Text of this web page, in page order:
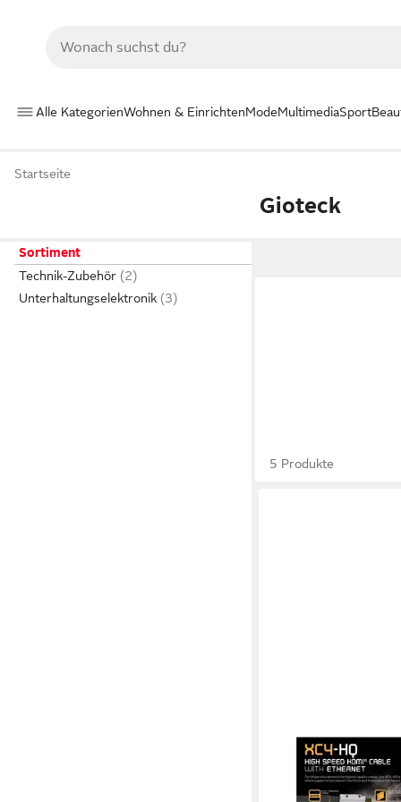
Alle KategorienWohnen & EinrichtenModeMultimediaSport
Startseite
Gioteck
Sortiment
Technik-Zubehör
Unterhaltungselektronik
5 Produkte
GIOTECK
XC4-HQ HDMI-Kabel
High-Speed Video-